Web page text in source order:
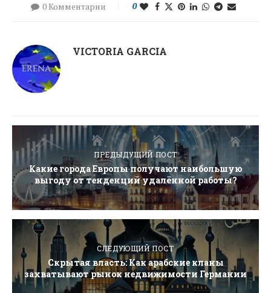
0 Комментарии 0
VICTORIA GARCIA
ПРЕДЫДУЩИЙ ПОСТ
Какие города Европы получают наибольшую
выгоду от тенденций удалённой работы?
СЛЕДУЮЩИЙ ПОСТ
Скрытая власть: Как арабские кланы
захватывают рынок недвижимости Германии